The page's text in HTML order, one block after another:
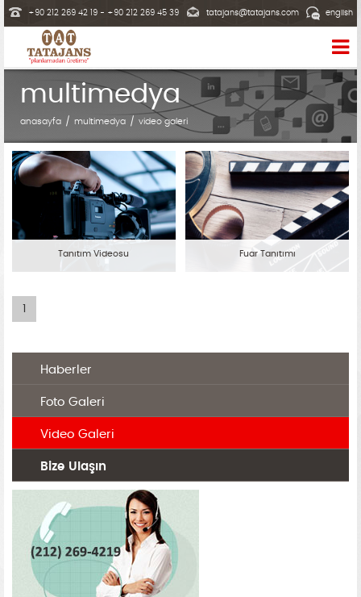
+90 212 269 42 19 - +90 212 269 45 39 tatajans@tatajans.com english
multimedya
anasayfa multimedya video galeri
Tanıtım Videosu Fuar Tanıtımı
Haberler
Foto Galeri
Video Galeri
Bize Ulaşın